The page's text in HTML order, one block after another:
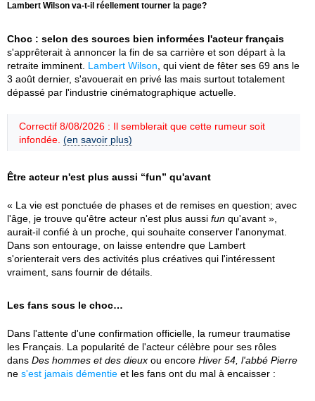
Lambert Wilson va-t-il réellement tourner la page?
Choc : selon des sources bien informées l'acteur français
s'apprêterait à annoncer la fin de sa carrière et son départ à la
retraite imminent. Lambert Wilson , qui vient de fêter ses 69 ans le
3 août dernier, s'avouerait en privé las mais surtout totalement
dépassé par l'industrie cinématographique actuelle.
Correctif 8/08/2026 : Il semblerait que cette rumeur soit
infondée. (en savoir plus)
Être acteur n'est plus aussi “fun” qu'avant
« La vie est ponctuée de phases et de remises en question; avec
l'âge, je trouve qu'être acteur n'est plus aussi fun qu'avant »,
aurait-il confié à un proche, qui souhaite conserver l'anonymat.
Dans son entourage, on laisse entendre que Lambert
s'orienterait vers des activités plus créatives qui l'intéressent
vraiment, sans fournir de détails.
Les fans sous le choc…
Dans l'attente d'une confirmation officielle, la rumeur traumatise
les Français. La popularité de l'acteur célèbre pour ses rôles
dans Des hommes et des dieux ou encore Hiver 54, l'abbé Pierre
ne s'est jamais démentie et les fans ont du mal à encaisser :